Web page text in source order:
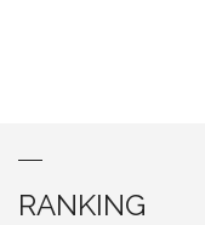
RANKING